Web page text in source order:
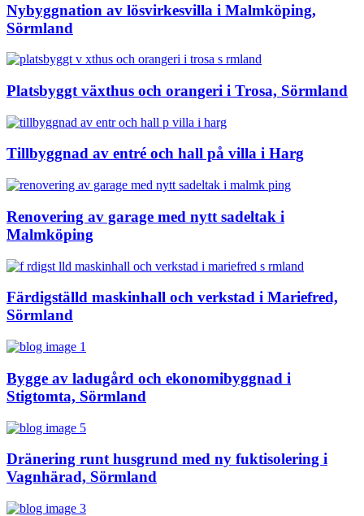
Nybyggnation av lösvirkesvilla i Malmköping,
Sörmland
Platsbyggt växthus och orangeri i Trosa, Sörmland
Tillbyggnad av entré och hall på villa i Harg
Renovering av garage med nytt sadeltak i
Malmköping
Färdigställd maskinhall och verkstad i Mariefred,
Sörmland
Bygge av ladugård och ekonomibyggnad i
Stigtomta, Sörmland
Dränering runt husgrund med ny fuktisolering i
Vagnhärad, Sörmland